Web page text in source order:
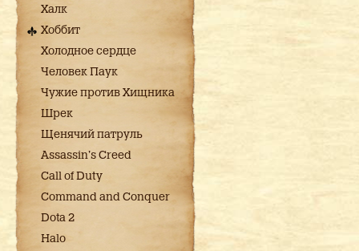
Халк
Хоббит
Холодное сердце
Человек Паук
Чужие против Хищника
Шрек
Щенячий патруль
Assassin's Creed
Call of Duty
Command and Conquer
Dota 2
Halo